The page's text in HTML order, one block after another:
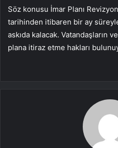
Söz konusu İmar Planı
tarihinden itibaren bir ay
askıda kalacak. Vatandaşların
plana itiraz etme hakları